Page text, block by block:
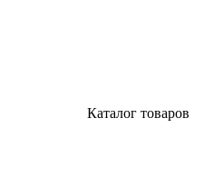
Каталог товаров